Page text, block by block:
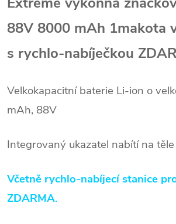
88V 8000 mAh 1makota
s rychlo-nabíječkou
Velkokapacitní baterie Li-ion o
mAh, 88V
Integrovaný ukazatel nabítí na
Včetně rychlo-nabíjecí stanice
ZDARMA.